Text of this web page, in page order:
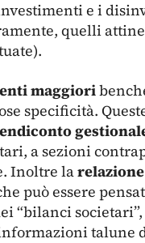
e i
quelli
enti maggiori
specificità.
a sezioni
Inoltre la
può essere
“bilanci societari”,
talune